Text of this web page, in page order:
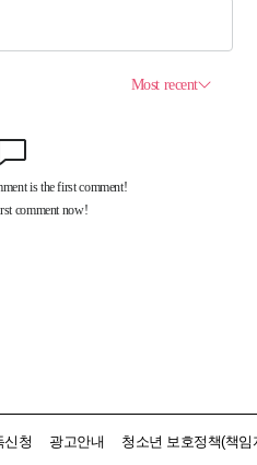
신청 광고안내 청소년 보호정책(책임